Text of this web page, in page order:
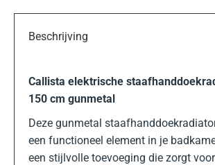
Beschrijving
Callista elektrische
150 cm gunmetal
Deze gunmetal
een functioneel element in je
een stijlvolle toevoeging die zorgt